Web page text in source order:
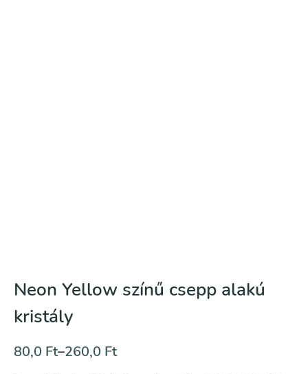
Neon Yellow színű csepp alakú
kristály
80,0 Ft–260,0 Ft